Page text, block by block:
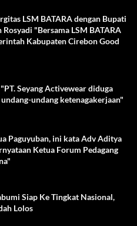
LSM BATARA dengan Bupati
"Bersama LSM BATARA
Kabupaten Cirebon Good
Seyang Activewear diduga
undang ketenagakerjaan"
Paguyuban, ini kata Adv Aditya
Ketua Forum Pedagang
Siap Ke Tingkat Nasional,
Lolos